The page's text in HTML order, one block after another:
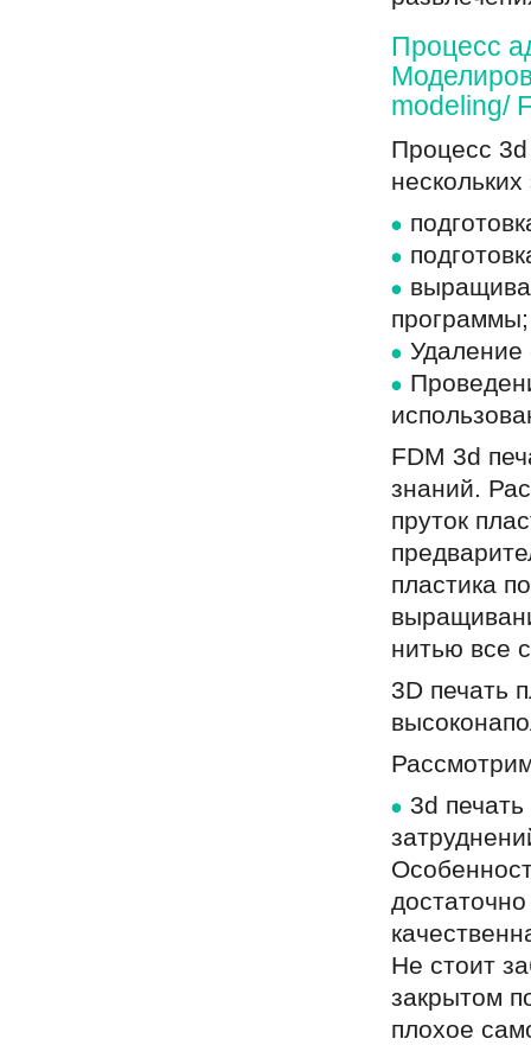
Процесс
modeling/
Процесс 3d
нескольких
программы;
Удаление
FDM 3d
знаний.
пруток
пластика
нитью все
3D печать
3d
Не стоит
закрытом
плохое